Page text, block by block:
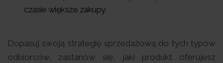
czasie większe zakupy.
Dopasuj swoją strategię sprzedażową do tych typów
odbiorców, zastanów się, jaki produkt oferujesz